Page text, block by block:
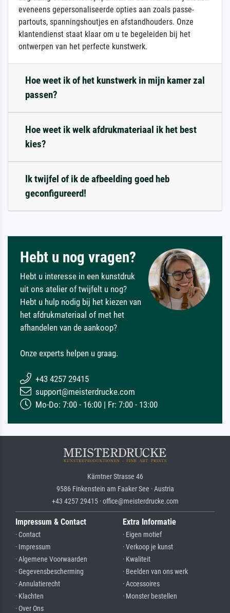
eveneens gepersonaliseerde opties aan zoals passe-
partouts, spanningshoutjes en afstandhouders. Onze
klantendienst staat klaar om u te begeleiden bij het
ontwerpen van het perfecte kunstwerk.
Hoe weet ik of het kunstwerk in mijn kamer zal
passen?
Hoe weet ik welk afdrukmateriaal ik het best
kies?
Ik twijfel of ik de afbeelding goed heb
geconfigureerd!
Hebt u nog vragen?
Hebt u interesse in een kunstdruk
uit ons atelier of twijfelt u nog?
Hebt u hulp nodig bij het kiezen van
het afdrukmateriaal of met het
afhandelen van de aankoop?
Onze experts helpen u graag.
+43 4257 29415
support@meisterdrucke.com
Mo-Do: 7:00 - 16:00 | Fr: 7:00 - 13:00
Kärntner Strasse 46
9586 Finkenstein am Faaker See · Austria
+43 4257 29415 · office@meisterdrucke.com
Impressum & Contact
· Contact
· Impressum
· Algemene Voorwaarden
· Gegevensbescherming
· Annulatierecht
· Klachten
· Over Ons
Extra Informatie
· Eigen motief
· Verkoop je kunst
· Kwaliteit
· Beelden van ons werk
· Accessoires
· Monster bestellen